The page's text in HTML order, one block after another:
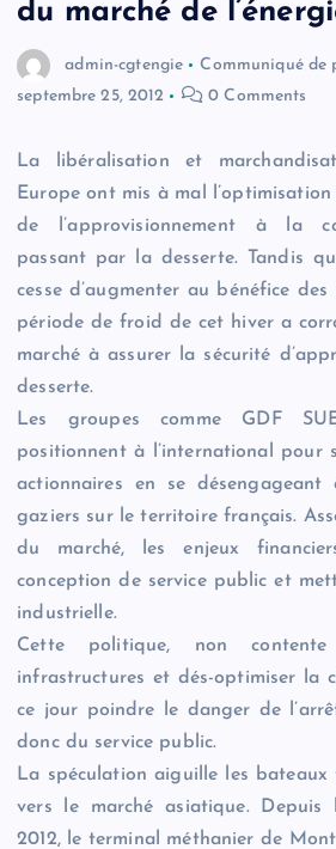
du marché de
admin-cgtengie
Communiqué de
septembre 25, 2012
0 Comments
La libéralisation et
Europe ont mis à mal
de l’approvisionnement à la
passant par la desserte. Tandis
cesse d’augmenter au bénéfice
période de froid de cet hiver a
marché à assurer la sécurité
desserte.
Les groupes comme GDF
positionnent à l’international pour
actionnaires en se désengageant
gaziers sur le territoire français.
du marché, les enjeux
conception de service public et
industrielle.
Cette politique, non
infrastructures et dés-optimiser la
ce jour poindre le danger de
donc du service public.
La spéculation aiguille les
vers le marché asiatique. Depuis
2012, le terminal méthanier de